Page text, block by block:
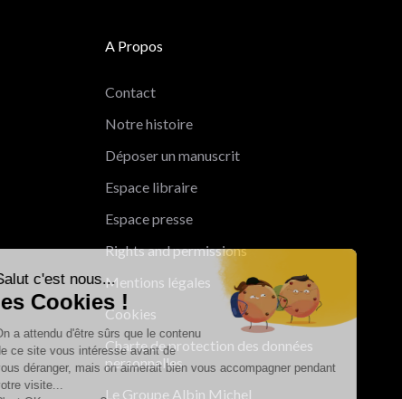
Salut c'est nous...
les Cookies !
On a attendu d'être sûrs que le contenu
de ce site vous intéresse avant de
vous déranger, mais on aimerait bien vous accompagner pendant
votre visite...
A Propos
Contact
Notre histoire
Déposer un manuscrit
Espace libraire
Espace presse
Rights and permissions
Mentions légales
Cookies
Charte de protection des données
personnelles
Le Groupe Albin Michel